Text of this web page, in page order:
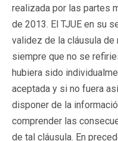
realizada por las partes
de 2013. El TJUE en su
validez de la cláusula de
siempre que no se
hubiera sido
aceptada y si no fuera
disponer de la
comprender las
de tal cláusula. En